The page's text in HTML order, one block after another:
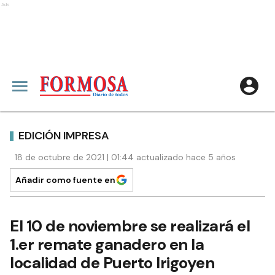
Ads
EDICIÓN IMPRESA
18 de octubre de 2021 | 01:44 actualizado hace 5 años
Añadir como fuente en
El 10 de noviembre se realizará el
1.er remate ganadero en la
localidad de Puerto Irigoyen